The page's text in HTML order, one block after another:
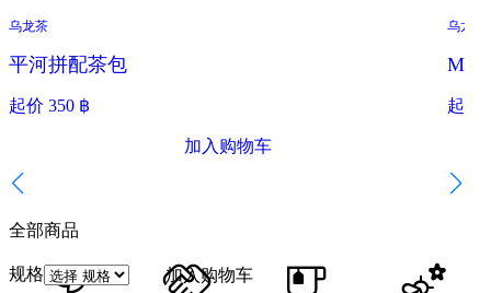
乌龙茶
平河拼配茶包
起价 350 ฿
加入购物车
乌龙茶
起价
全部商品
规格 加入购物车